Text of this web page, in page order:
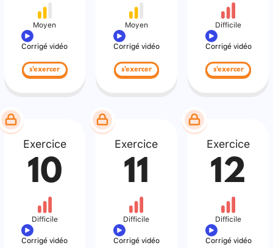
Moyen
Corrigé vidéo
s'exercer
Moyen
Corrigé vidéo
s'exercer
Difficile
Corrigé vidéo
s'exercer
Exercice
10
Difficile
Corrigé vidéo
Exercice
11
Difficile
Corrigé vidéo
Exercice
12
Difficile
Corrigé vidéo